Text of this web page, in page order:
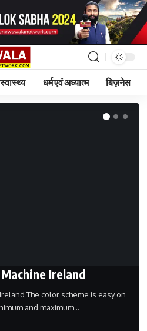
स्वास्थ्य धर्म एवं अध्यात्म बिज़नेस
Ireland
The color scheme is easy on
and maximum…